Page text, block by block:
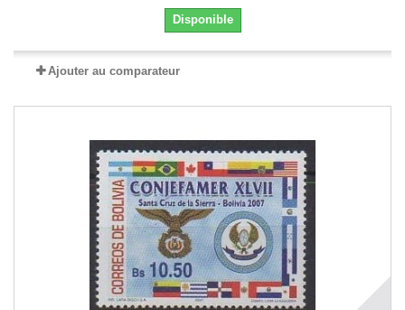
Disponible
Ajouter au comparateur